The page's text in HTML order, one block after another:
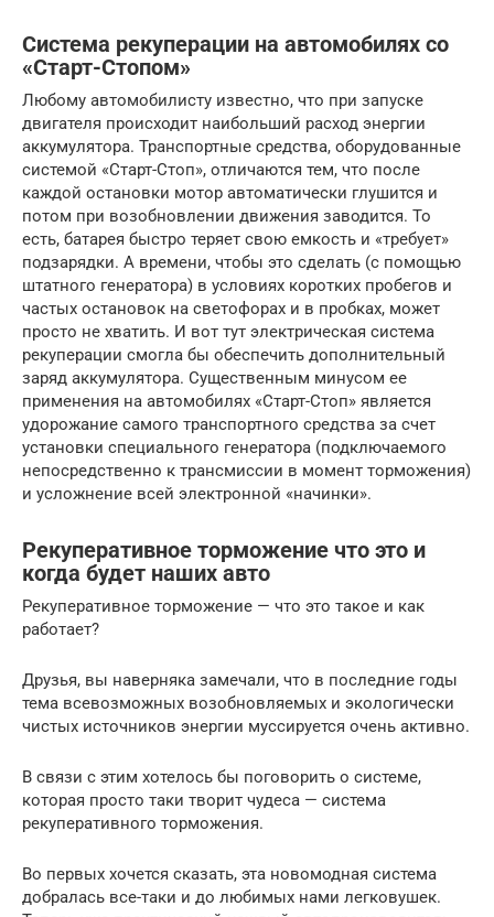
Система рекуперации на автомобилях со
«Старт-Стопом»
Любому автомобилисту известно, что при запуске
двигателя происходит наибольший расход энергии
аккумулятора. Транспортные средства, оборудованные
системой «Старт-Стоп», отличаются тем, что после
каждой остановки мотор автоматически глушится и
потом при возобновлении движения заводится. То
есть, батарея быстро теряет свою емкость и «требует»
подзарядки. А времени, чтобы это сделать (с помощью
штатного генератора) в условиях коротких пробегов и
частых остановок на светофорах и в пробках, может
просто не хватить. И вот тут электрическая система
рекуперации смогла бы обеспечить дополнительный
заряд аккумулятора. Существенным минусом ее
применения на автомобилях «Старт-Стоп» является
удорожание самого транспортного средства за счет
установки специального генератора (подключаемого
непосредственно к трансмиссии в момент торможения)
и усложнение всей электронной «начинки».
Рекуперативное торможение что это и
когда будет наших авто
Рекуперативное торможение — что это такое и как
работает?
Друзья, вы наверняка замечали, что в последние годы
тема всевозможных возобновляемых и экологически
чистых источников энергии муссируется очень активно.
В связи с этим хотелось бы поговорить о системе,
которая просто таки творит чудеса — система
рекуперативного торможения.
Во первых хочется сказать, эта новомодная система
добралась все-таки и до любимых нами легковушек.